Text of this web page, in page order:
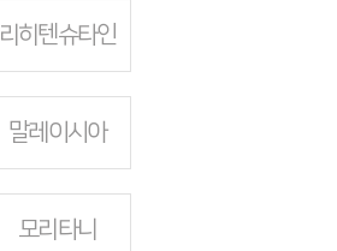
리히텐슈타인
말레이시아
모리타니